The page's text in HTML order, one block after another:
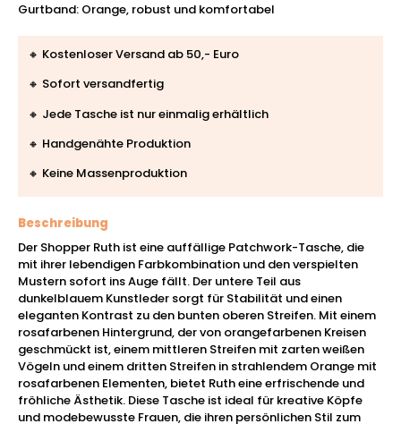
Gurtband: Orange, robust und komfortabel
🔸 Kostenloser Versand ab 50,- Euro
🔸 Sofort versandfertig
🔸 Jede Tasche ist nur einmalig erhältlich
🔸 Handgenähte Produktion
🔸 Keine Massenproduktion
Beschreibung
Der Shopper Ruth ist eine auffällige Patchwork-Tasche, die
mit ihrer lebendigen Farbkombination und den verspielten
Mustern sofort ins Auge fällt. Der untere Teil aus
dunkelblauem Kunstleder sorgt für Stabilität und einen
eleganten Kontrast zu den bunten oberen Streifen. Mit einem
rosafarbenen Hintergrund, der von orangefarbenen Kreisen
geschmückt ist, einem mittleren Streifen mit zarten weißen
Vögeln und einem dritten Streifen in strahlendem Orange mit
rosafarbenen Elementen, bietet Ruth eine erfrischende und
fröhliche Ästhetik. Diese Tasche ist ideal für kreative Köpfe
und modebewusste Frauen, die ihren persönlichen Stil zum